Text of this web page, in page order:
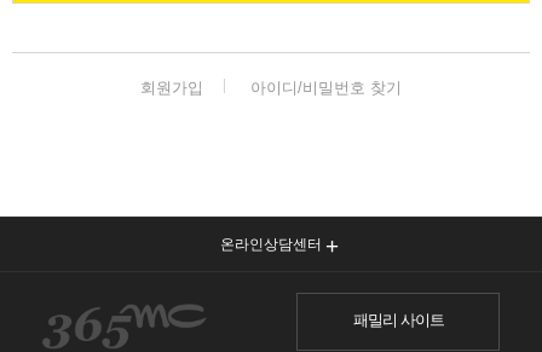
회원가입 아이디/비밀번호 찾기
온라인상담센터
패밀리 사이트